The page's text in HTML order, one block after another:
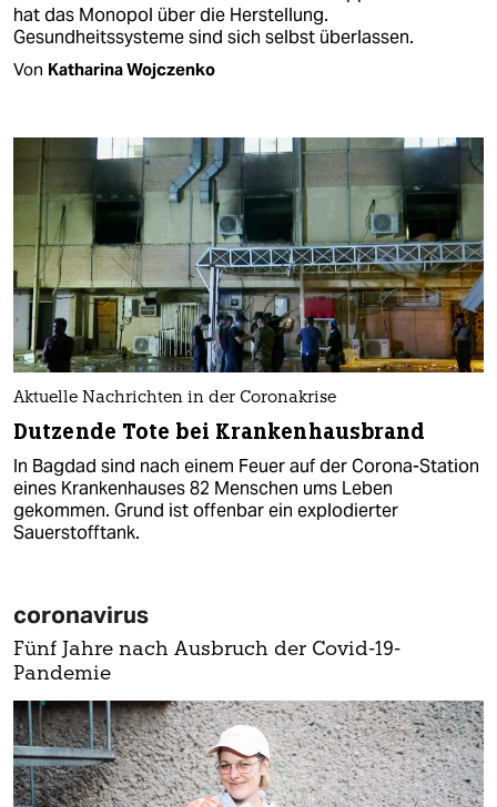
hat das Monopol über die Herstellung.
Gesundheitssysteme sind sich selbst überlassen.
Von Katharina Wojczenko
Aktuelle Nachrichten in der Coronakrise
Dutzende Tote bei Krankenhausbrand
In Bagdad sind nach einem Feuer auf der Corona-Station
eines Krankenhauses 82 Menschen ums Leben
gekommen. Grund ist offenbar ein explodierter
Sauerstofftank.
coronavirus
Fünf Jahre nach Ausbruch der Covid-19-
Pandemie